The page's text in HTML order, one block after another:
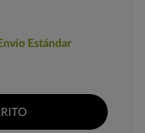
Estándar